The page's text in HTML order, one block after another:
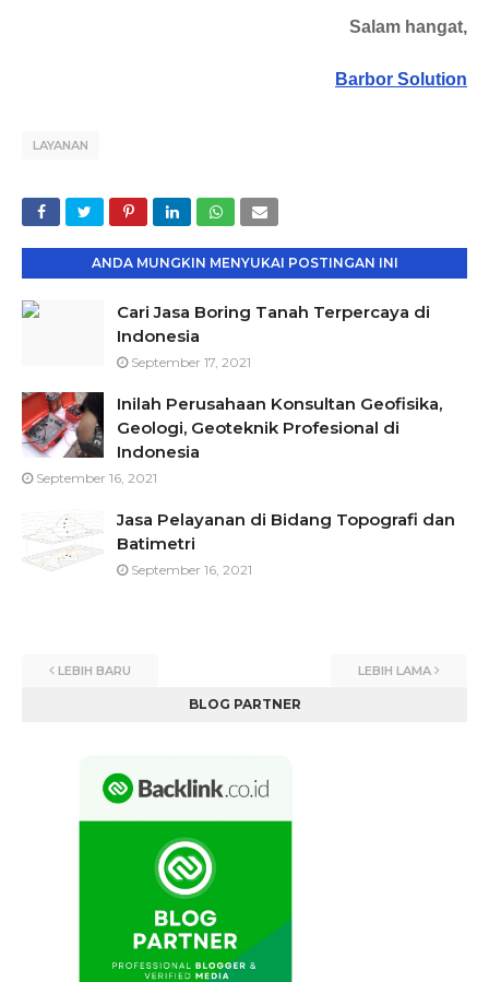
Salam hangat,
Barbor Solution
LAYANAN
ANDA MUNGKIN MENYUKAI POSTINGAN INI
Cari Jasa Boring Tanah Terpercaya di
Indonesia
September 17, 2021
Inilah Perusahaan Konsultan Geofisika,
Geologi, Geoteknik Profesional di
Indonesia
September 16, 2021
Jasa Pelayanan di Bidang Topografi dan
Batimetri
September 16, 2021
LEBIH BARU LEBIH LAMA
BLOG PARTNER